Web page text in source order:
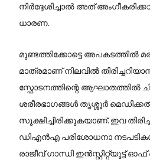
നിർദ്ദേശിച്ചാൽ അത്
ധാരണ.
മുണ്ടത്തിക്കോട്ടെ അപകടത്തിൽ
മാത്രമാണ് നിലവിൽ
സ്ഫോടനത്തിന്റെ ആഘാതത്തിൽ
ശരീരഭാഗങ്ങൾ തൃശ്ശൂർ
സൂക്ഷിച്ചിരിക്കുകയാണ്. ഇവ
ഡിഎൻഎ പരിശോധനാ
രാജീവ് ഗാന്ധി ഇൻസ്റ്റിറ്റ്യൂട്ട്